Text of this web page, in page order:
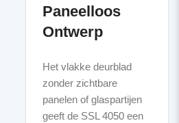
Paneelloos
Ontwerp
Het vlakke deurblad
zonder zichtbare
panelen of glaspartijen
geeft de SSL 4050 een